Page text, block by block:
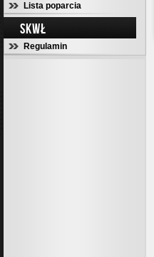
Lista poparcia
SKWŁ
Regulamin